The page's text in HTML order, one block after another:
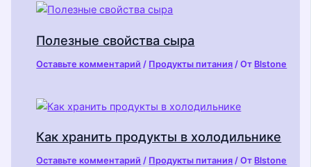
Полезные свойства сыра
Оставьте комментарий / Продукты питания / От Blstone
Как хранить продукты в холодильнике
Оставьте комментарий / Продукты питания / От Blstone